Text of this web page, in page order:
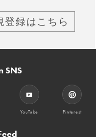
登録はこちら
SNS
YouTube Pinterest